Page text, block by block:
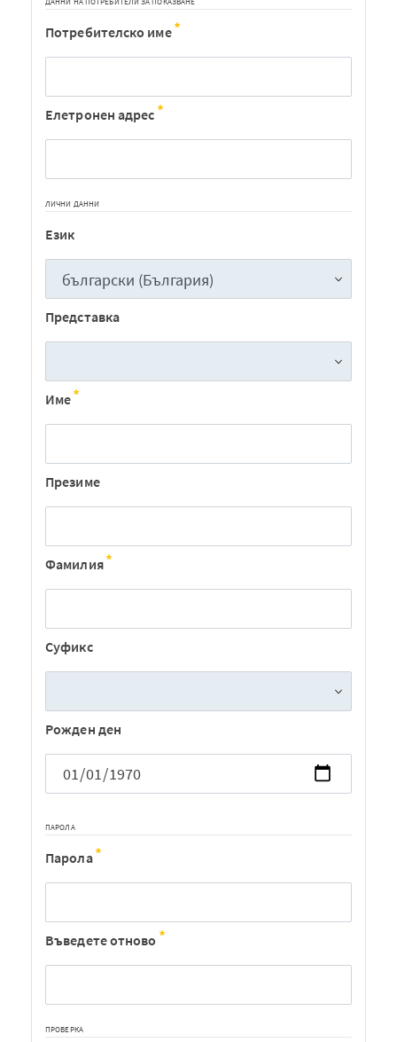
Потребителско име
Елетронен адрес
ЛИЧНИ ДАННИ
Език
Представка
Име
Презиме
Фамилия
Суфикс
Рожден ден
ПАРОЛА
Парола
Въведете отново
ПРОВЕРКА